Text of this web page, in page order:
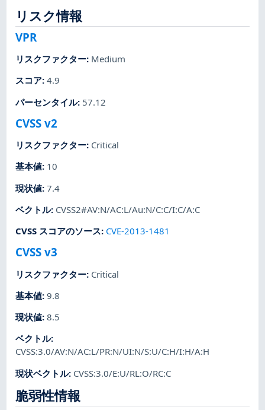
リスク情報
VPR
リスクファクター: Medium
スコア:4.9
パーセンタイル: 57.12
CVSS v2
リスクファクター: Critical
基本値: 10
現状値:7.4
ベクトル: CVSS2#AV:N/AC:L/Au:N/C:C/I:C/A:C
CVSS スコアのソース: CVE-2013-1481
CVSS v3
リスクファクター: Critical
基本値:9.8
現状値:8.5
ベクトル:
CVSS:3.0/AV:N/AC:L/PR:N/UI:N/S:U/C:H/I:H/A:H
現状ベクトル: CVSS:3.0/E:U/RL:O/RC:C
脆弱性情報